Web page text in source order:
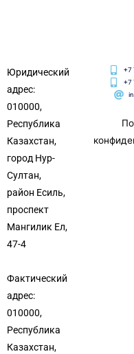
Юридический
адрес:
010000,
Республика
Казахстан,
город Нур-
Султан,
район Есиль,
проспект
Мангилик Ел,
47-4
Фактический
адрес:
010000,
Республика
Казахстан,
+7
+7